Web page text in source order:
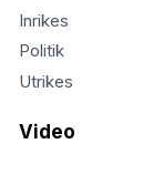
Inrikes
Politik
Utrikes
Video